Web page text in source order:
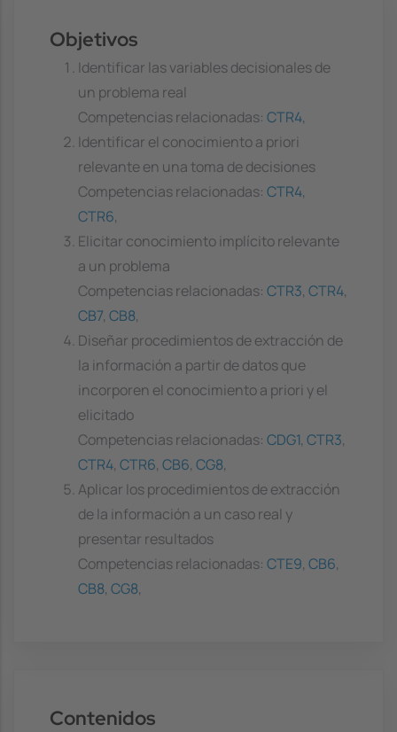
Objetivos
Identificar las variables decisionales de
un problema real
Competencias relacionadas: CTR4,
Identificar el conocimiento a priori
relevante en una toma de decisiones
Competencias relacionadas: CTR4,
CTR6,
Elicitar conocimiento implícito relevante
a un problema
Competencias relacionadas: CTR3, CTR4,
CB7, CB8,
Diseñar procedimientos de extracción de
la información a partir de datos que
incorporen el conocimiento a priori y el
elicitado
Competencias relacionadas: CDG1, CTR3,
CTR4, CTR6, CB6, CG8,
Aplicar los procedimientos de extracción
de la información a un caso real y
presentar resultados
Competencias relacionadas: CTE9, CB6,
CB8, CG8,
Contenidos